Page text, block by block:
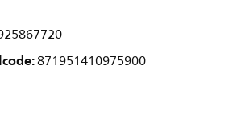
871951410975900